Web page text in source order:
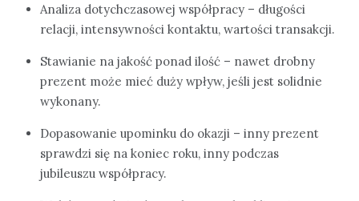
Analiza dotychczasowej współpracy – długości
relacji, intensywności kontaktu, wartości transakcji.
Stawianie na jakość ponad ilość – nawet drobny
prezent może mieć duży wpływ, jeśli jest solidnie
wykonany.
Dopasowanie upominku do okazji – inny prezent
sprawdzi się na koniec roku, inny podczas
jubileuszu współpracy.